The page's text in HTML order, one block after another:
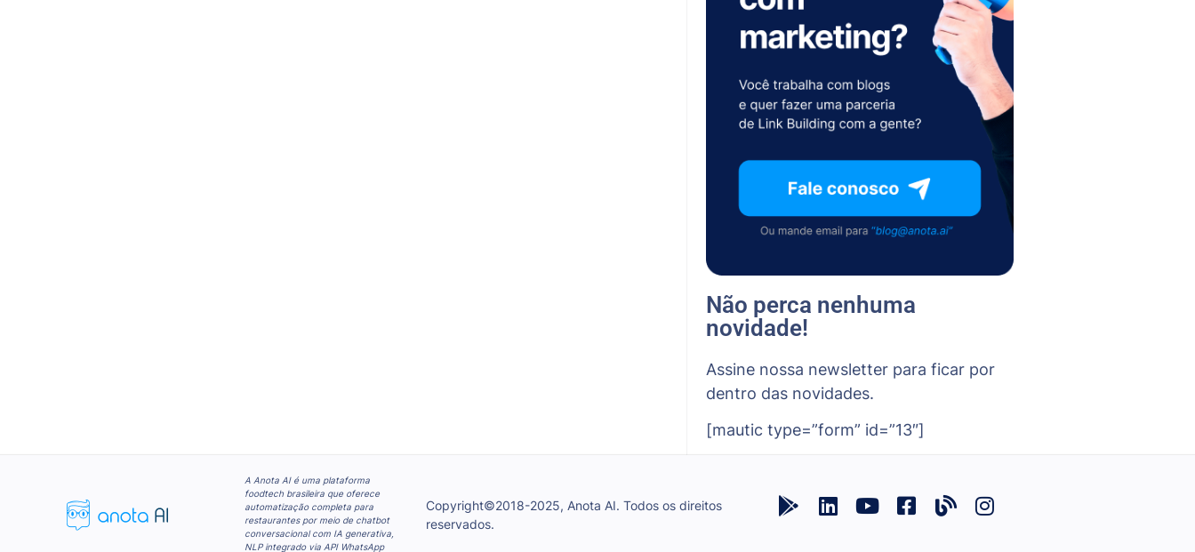
Não perca nenhuma
novidade!
Assine nossa newsletter para ficar por
dentro das novidades.
[mautic type=”form” id=”13″]
A Anota AI é uma plataforma
foodtech brasileira que oferece
automatização completa para
restaurantes por meio de chatbot
conversacional com IA generativa,
NLP integrado via API WhatsApp
Copyright©2018-2025, Anota AI. Todos os direitos
reservados.